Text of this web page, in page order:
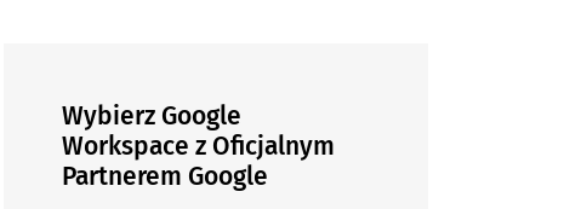
Wybierz Google
Workspace z Oficjalnym
Partnerem Google